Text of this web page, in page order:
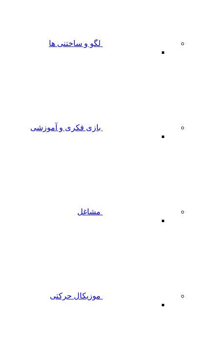
لگو و ساختنی ها
بازی فکری و آموزشی
مشاغل
موزیکال حرکتی